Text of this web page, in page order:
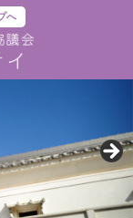
へ